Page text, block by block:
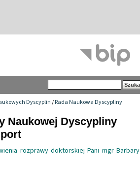
Dyscyplin/Rada Naukowa Dyscypliny
Naukowej Dyscypliny
rozprawy doktorskiej Pani mgr Barbary